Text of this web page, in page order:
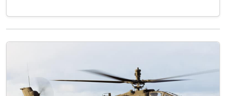
JF-17 Block III et Tejas Mk1A. Ces deux